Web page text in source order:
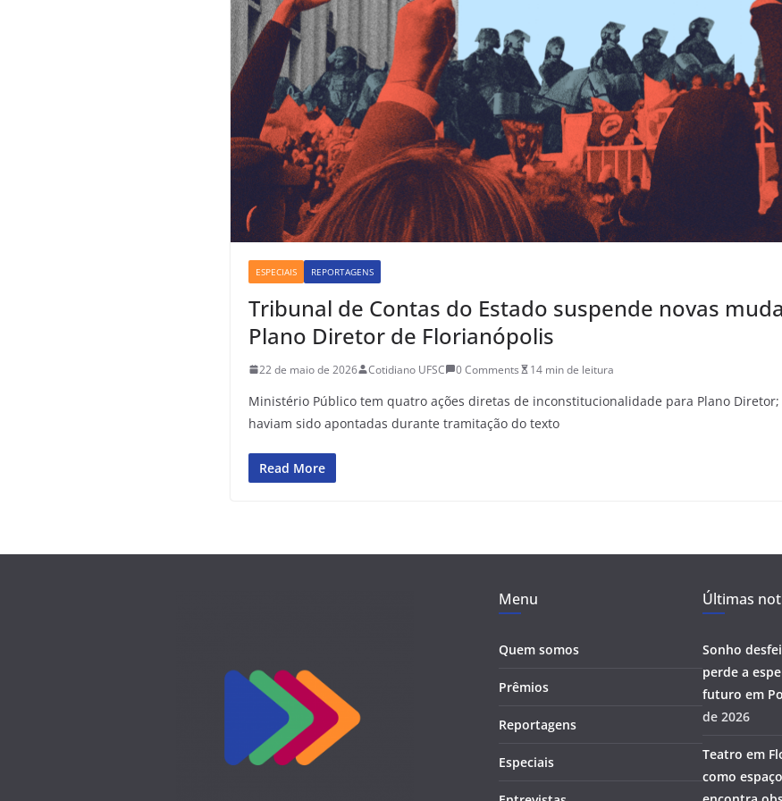
ESPECIAIS REPORTAGENS
Tribunal de Contas do Estado suspende novas
Plano Diretor de Florianópolis
22 de maio de 2026 Cotidiano UFSC 0 Comments 14 min de leitura
Ministério Público tem quatro ações diretas de inconstitucionalidade para Plano
haviam sido apontadas durante tramitação do texto
Read More
Menu
Quem somos
Prêmios
Reportagens
Especiais
Últimas
Sonho
perde a
futuro em
de 2026
Teatro em
como